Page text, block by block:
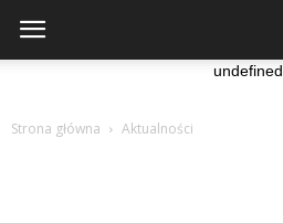
undefined
Strona główna Aktualności